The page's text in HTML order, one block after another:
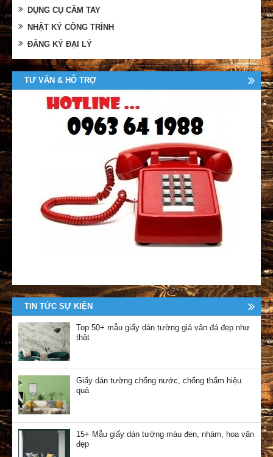
DỤNG CỤ CẦM TAY
NHẬT KÝ CÔNG TRÌNH
ĐĂNG KÝ ĐẠI LÝ
TƯ VẤN & HỖ TRỢ
TIN TỨC SỰ KIỆN
Top 50+ mẫu giấy dán tường giả vân đá đẹp như
thật
Giấy dán tường chống nước, chống thấm hiệu
quả
15+ Mẫu giấy dán tường màu đen, nhám, hoa văn
đẹp